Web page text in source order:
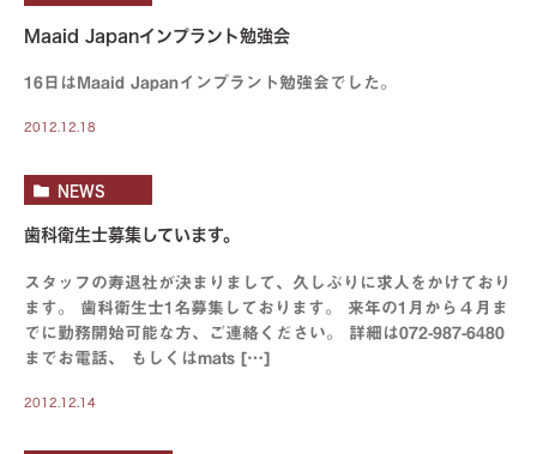
Maaid Japanインプラント勉強会
16日はMaaid Japanインプラント勉強会でした。
2012.12.18
NEWS
歯科衛生士募集しています。
スタッフの寿退社が決まりまして、久しぶりに求人をかけており
ます。 歯科衛生士1名募集しております。 来年の1月から４月ま
でに勤務開始可能な方、ご連絡ください。 詳細は072-987-6480
までお電話、 もしくはmats […]
2012.12.14